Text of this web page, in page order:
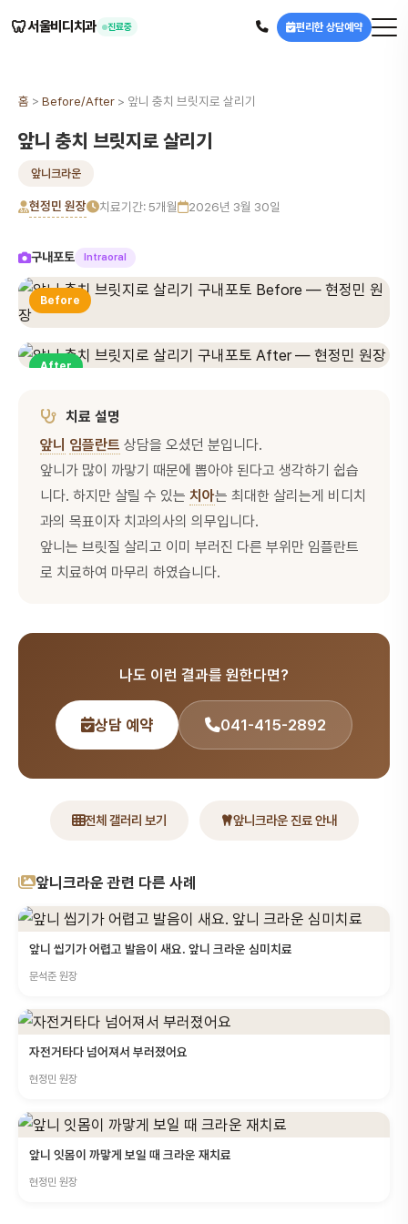
🦷서울비디치과 진료중 편리한 상담예약
홈 > Before/After > 앞니 충치 브릿지로 살리기
앞니 충치 브릿지로 살리기
앞니크라운
현정민 원장 치료기간: 5개월 2026년 3월 30일
구내포토 Intraoral
Before
After
치료 설명
앞니 임플란트 상담을 오셨던 분입니다.
앞니가 많이 까맣기 때문에 뽑아야 된다고 생각하기 쉽습
니다. 하지만 살릴 수 있는 치아는 최대한 살리는게 비디치
과의 목표이자 치과의사의 의무입니다.
앞니는 브릿질 살리고 이미 부러진 다른 부위만 임플란트
로 치료하여 마무리 하였습니다.
나도 이런 결과를 원한다면?
상담 예약 041-415-2892
전체 갤러리 보기 앞니크라운 진료 안내
앞니크라운 관련 다른 사례
앞니 씹기가 어렵고 발음이 새요. 앞니 크라운 심미치료
문석준 원장
자전거타다 넘어져서 부러졌어요
현정민 원장
앞니 잇몸이 까맣게 보일 때 크라운 재치료
현정민 원장